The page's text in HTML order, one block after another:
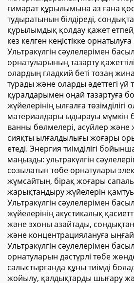
ғимарат құрылымына аз ғана
тудыратынын білдіреді,
құрылымдық қолдау қажет
кез келген кеңістікке
Ультракүлгін сәулелерімен
орнатуларының тазарту
олардың гладкий беті тозаң
тұрады және оларды әдеттегі үй
құралдарымен оңай тазартуға
жүйелерінің ылғалға төзімділігі
материалдары ыдырауы мүмкін
ванны бөлмелері, асүйлер және
сияқты ылғалдылығы жоғары
етеді. Энергия тиімділігі
маңызды: ультракүлгін
созылатын төбе орнатулары
жұмсайтын, бірақ жоғары
жарықтандыру жүйелерін
Ультракүлгін сәулелерімен
жүйелерінің акустикалық
және эхоны азайтады,
және концентрациялануға
Ультракүлгін сәулелерімен
орнатуларын дәстүрлі төбе
салыстырғанда құны тиімді
жойылу, қалдықтарды шығару